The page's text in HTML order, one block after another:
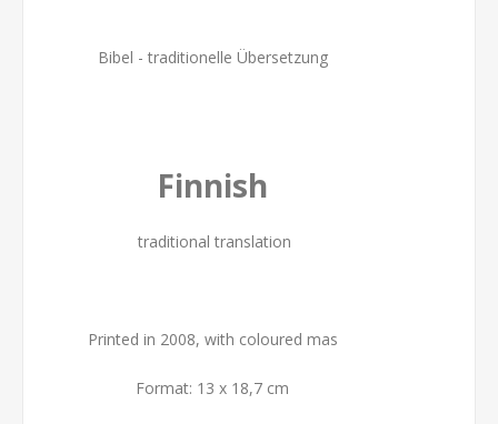
Bibel - traditionelle Übersetzung
Finnish
traditional translation
Printed in 2008, with coloured mas
Format: 13 x 18,7 cm